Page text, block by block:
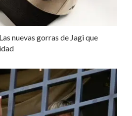
nuevas gorras de Jagi que